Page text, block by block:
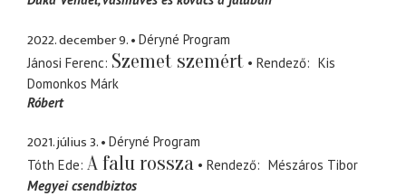
2022. december 9.
Déryné Program
Jánosi Ferenc Szemet szemért Rendező
Kis
Domonkos Márk
Róbert
2021. július 3.
Déryné Program
Tóth Ede A falu rossza Rendező
Mészáros Tibor
Megyei csendbiztos